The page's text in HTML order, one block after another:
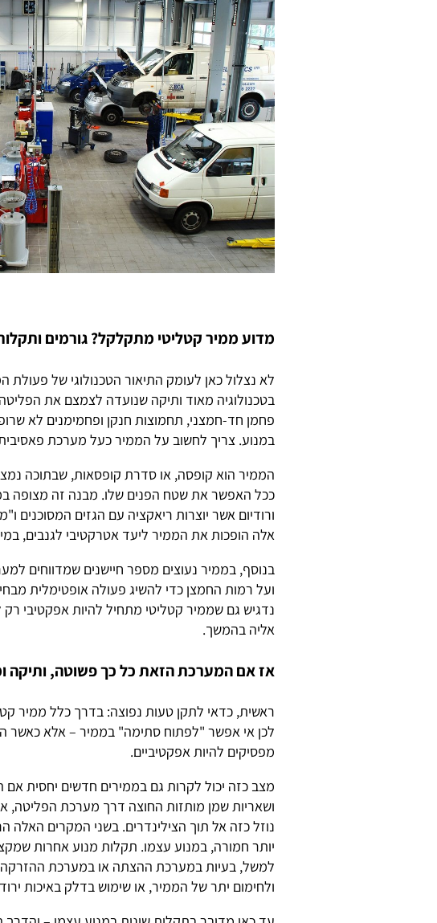
מדוע ממיר קטליטי מתקלקל? גורמים
לא נצלול כאן לעומק התיאור הטכנולוגי של
בטכנולוגיה מאוד ותיקה שנועדה לצמצם את הפליטה
פחמן חד-חמצני, תחמוצות חנקן ופחמימנים לא
במנוע. צריך לחשוב על הממיר כעל מערכת
הממיר הוא קופסה, או סדרת קופסאות, שבתוכה
ככל האפשר את שטח הפנים שלו. מבנה זה מצופה
ורודיום אשר יוצרות ריאקציה עם הגזים המסוכנים
אלה הופכות את הממיר ליעד אטרקטיבי לגנבים,
בנוסף, בממיר נעוצים מספר חיישנים שמדווחים
ועל רמות החמצן כדי להשיג פעולה אופטימלית
נדגיש גם שממיר קטליטי מתחיל להיות אפקטיבי
אליה בהמשך.
אז אם המערכת הזאת כל כך פשוטה, ותיקה
ראשית, כדאי לתקן טעות נפוצה: בדרך כלל ממיר
לכן אי אפשר "לפתוח סתימה" בממיר – אלא כאשר
מפסיקים להיות אפקטיביים.
מצב כזה יכול לקרות גם בממירים חדשים יחסית אם
ושאריות שמן מותזות החוצה דרך מערכת הפליטה,
נוזל כזה אל תוך הצילינדרים. בשני המקרים
יותר חמורה, במנוע עצמו. תקלות מנוע אחרות
למשל, בעיות במערכת ההצתה או במערכת
ולחימום יתר של הממיר, או שימוש בדלק באיכות